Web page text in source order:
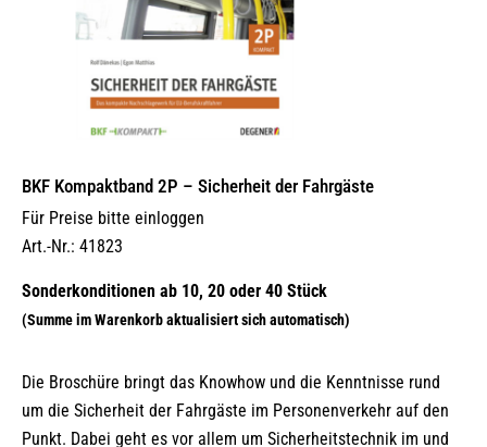
BKF Kompaktband 2P – Sicherheit der Fahrgäste
Für Preise bitte einloggen
Art.-Nr.: 41823
Die Broschüre bringt das Knowhow und die Kenntnisse rund
um die Sicherheit der Fahrgäste im Personenverkehr auf den
Punkt. Dabei geht es vor allem um Sicherheitstechnik im und